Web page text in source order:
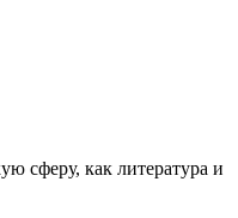
сферу, как литература и